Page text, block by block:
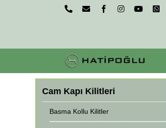
PhoneEmail FacebookInstagram
Cam Kapı Kilitleri
Basma Kollu Kilitler